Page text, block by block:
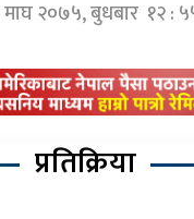
माघ २०७५, बुधबार १२ :
प्रतिक्रिया